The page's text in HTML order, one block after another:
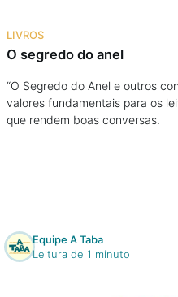
Na família
Colunas
Cursos On line
LIVROS
O segredo do anel
“O Segredo do Anel e outros
valores fundamentais para os
que rendem boas conversas.
Equipe A Taba
Leitura de 1 minuto